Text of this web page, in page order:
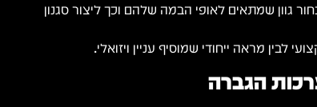
גוון שמתאים לאופי הבמה שלהם וכך ליצור סגנון
לבין מראה ייחודי שמוסיף עניין ויזואלי.
הגברה